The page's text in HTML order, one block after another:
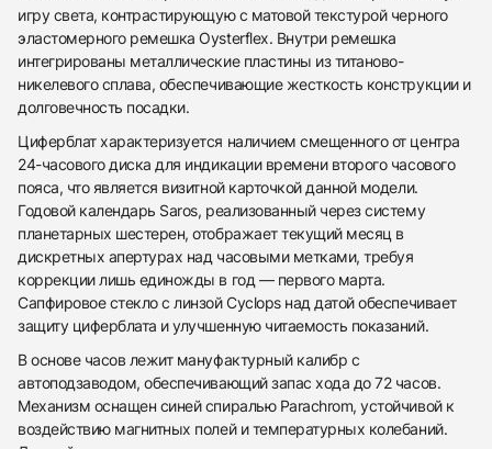
438
285
145
142
205
204
195
150
6
игру света, контрастирующую с матовой текстурой черного
эластомерного ремешка Oysterflex. Внутри ремешка
интегрированы металлические пластины из титаново-
никелевого сплава, обеспечивающие жесткость конструкции и
долговечность посадки.
Циферблат характеризуется наличием смещенного от центра
24-часового диска для индикации времени второго часового
пояса, что является визитной карточкой данной модели.
Годовой календарь Saros, реализованный через систему
планетарных шестерен, отображает текущий месяц в
дискретных апертурах над часовыми метками, требуя
коррекции лишь единожды в год — первого марта.
Сапфировое стекло с линзой Cyclops над датой обеспечивает
защиту циферблата и улучшенную читаемость показаний.
В основе часов лежит мануфактурный калибр с
автоподзаводом, обеспечивающий запас хода до 72 часов.
Механизм оснащен синей спиралью Parachrom, устойчивой к
воздействию магнитных полей и температурных колебаний.